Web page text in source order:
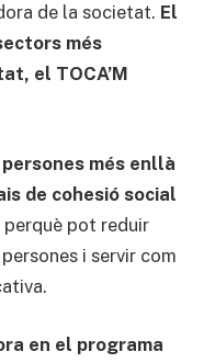
de la societat. El
més
el TOCA’M
més enllà
de cohesió social
pot reduir
i servir com
en el programa